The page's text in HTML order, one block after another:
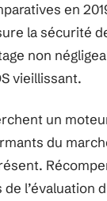
en
la sécurité
non
vieillissant.
un
du
l’évaluation